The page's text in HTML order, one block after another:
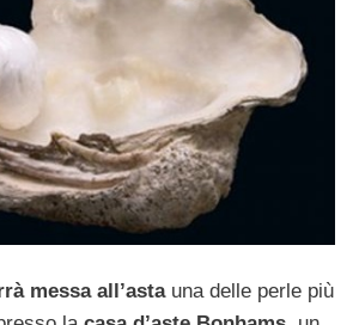
messa all’astauna delle perle più